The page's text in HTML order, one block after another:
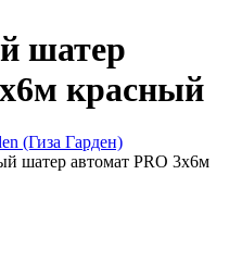
шатер
красный
(Гиза Гарден)
шатер автомат PRO 3х6м